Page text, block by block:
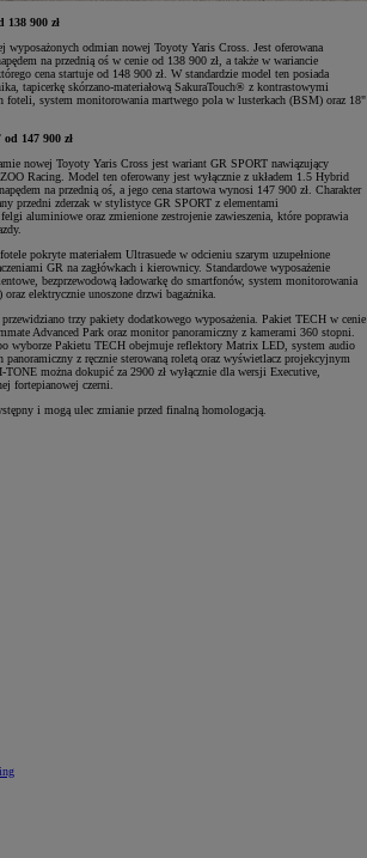
138 900 zł
wyposażonych odmian nowej Toyoty Yaris Cross. Jest oferowana
na przednią oś w cenie od 138 900 zł, a także w wariancie
cena startuje od 148 900 zł. W standardzie model ten posiada
tapicerkę skórzano-materiałową SakuraTouch® z kontrastowymi
foteli, system monitorowania martwego pola w lusterkach (BSM) oraz 18"
147 900 zł
nowej Toyoty Yaris Cross jest wariant GR SPORT nawiązujący
Racing. Model ten oferowany jest wyłącznie z układem 1.5 Hybrid
na przednią oś, a jego cena startowa wynosi 147 900 zł. Charakter
przedni zderzak w stylistyce GR SPORT z elementami
aluminiowe oraz zmienione zestrojenie zawieszenia, które poprawia
pokryte materiałem Ultrasuede w odcieniu szarym uzupełnione
GR na zagłówkach i kierownicy. Standardowe wyposażenie
bezprzewodową ładowarkę do smartfonów, system monitorowania
elektrycznie unoszone drzwi bagażnika.
trzy pakiety dodatkowego wyposażenia. Pakiet TECH w cenie
Advanced Park oraz monitor panoramiczny z kamerami 360 stopni.
wyborze Pakietu TECH obejmuje reflektory Matrix LED, system audio
z ręcznie sterowaną roletą oraz wyświetlacz projekcyjnym
można dokupić za 2900 zł wyłącznie dla wersji Executive,
fortepianowej czerni.
i mogą ulec zmianie przed finalną homologacją.